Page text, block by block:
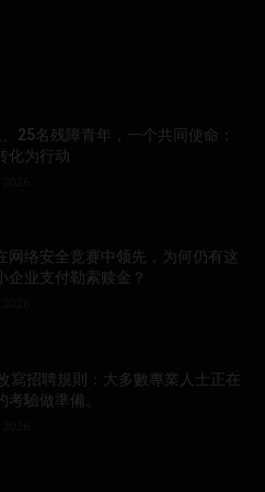
25名残障青年，一个共同使命：
化为行动
网络安全竞赛中领先，为何仍有这
企业支付勒索赎金？
寫招聘規則：大多數專業人士正在
考驗做準備。